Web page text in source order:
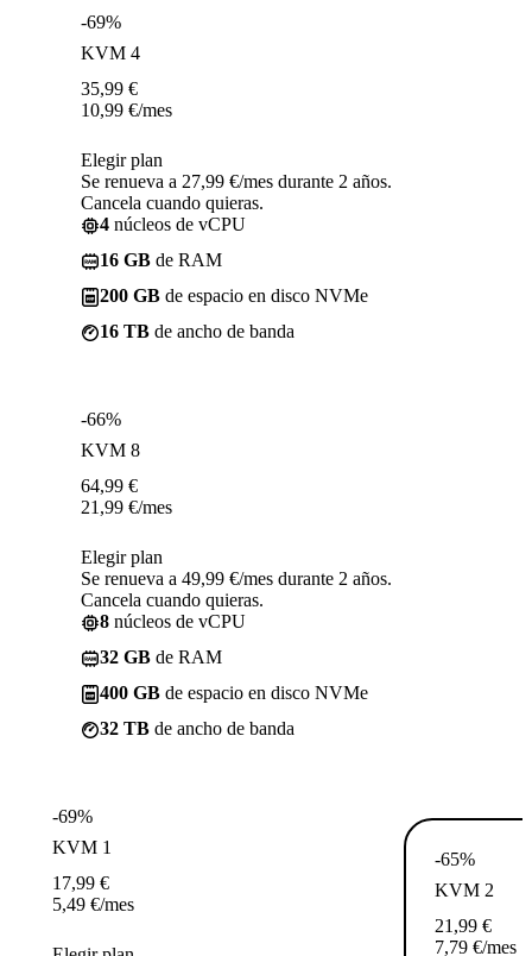
-69%
KVM 4
35,99 €
10,99 €/mes
Elegir plan
Se renueva a 27,99 €/mes durante 2 años.
Cancela cuando quieras.
4 núcleos de vCPU
16 GB de RAM
200 GB de espacio en disco NVMe
16 TB de ancho de banda
-66%
KVM 8
64,99 €
21,99 €/mes
Elegir plan
Se renueva a 49,99 €/mes durante 2 años.
Cancela cuando quieras.
8 núcleos de vCPU
32 GB de RAM
400 GB de espacio en disco NVMe
32 TB de ancho de banda
-69%
KVM 1
17,99 €
5,49 €/mes
-65%
KVM 2
21,99 €
7,79 €/mes